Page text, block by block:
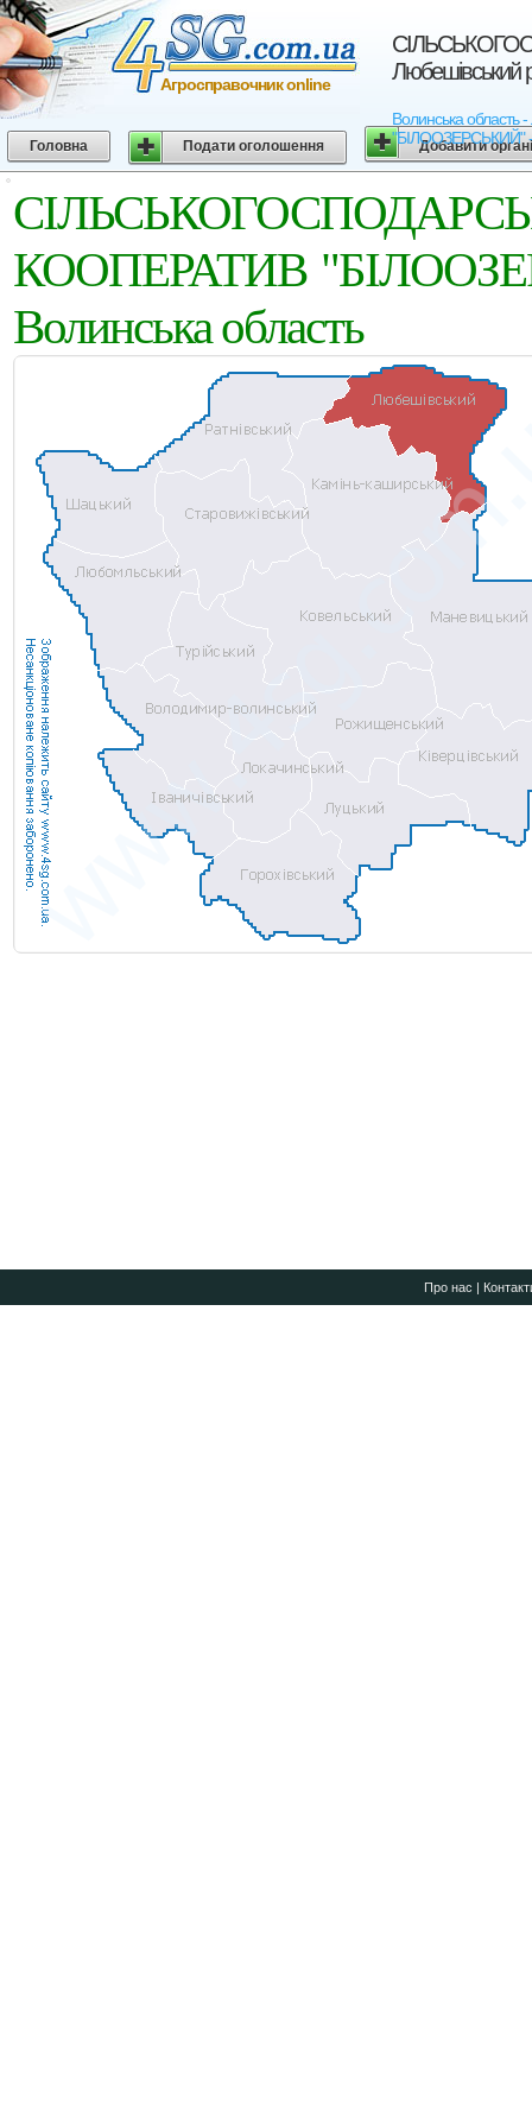
Любешівський
Волинська
"БIЛООЗЕРСЬКИЙ" -
Агросправочник online
Головна Подати оголошення Добавити
КООПЕРАТИВ
Волинська область
Про нас |